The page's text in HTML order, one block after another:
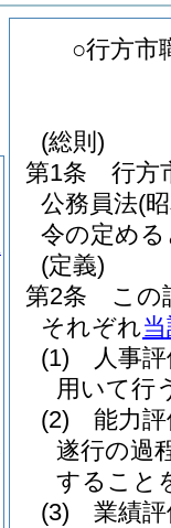
○行方市
(総則)
第1条
行方
公務員法(
令の定め
(定義)
第2条
この
それぞれ
(1)
人事
用いて行
(2)
能力
遂行の過
すること
(3)
業績